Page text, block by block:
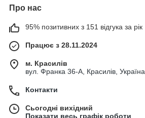
Про нас
95% позитивних з 151 відгука за рік
Працює з 28.11.2024
м. Красилів
вул. Франка 36-А, Красилів, Україна
Контакти
Сьогодні вихідний
Показати весь графік роботи